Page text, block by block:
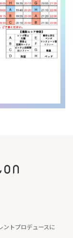
ントプロデュースに